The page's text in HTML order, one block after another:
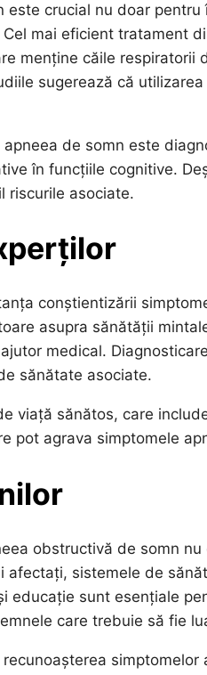
crucial nu doar
mai eficient tratament
menține căile respiratorii
sugerează că
de somn este
în funcțiile cognitive.
riscurile asociate.
conștientizării
asupra sănătății
medical.
sănătate asociate.
viață sănătos, care
pot agrava simptomele
obstructivă de somn
afectați, sistemele de
educație sunt esențiale
care trebuie să fie